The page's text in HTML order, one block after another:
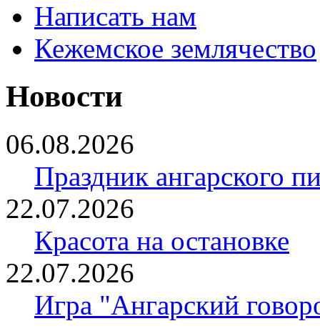
Написать нам
Кежемское землячество
Новости
06.08.2026
Праздник ангарского
22.07.2026
Красота на остановке
22.07.2026
Игра "Ангарский